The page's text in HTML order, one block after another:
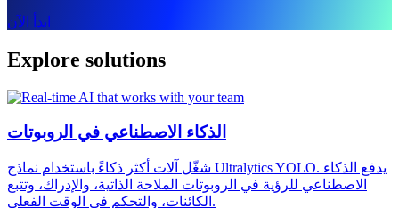
ابدأ الآن
Explore solutions
الذكاء الاصطناعي في الروبوتات
شغّل آلات أكثر ذكاءً باستخدام نماذج Ultralytics YOLO. يدفع الذكاء
الاصطناعي للرؤية في الروبوتات الملاحة الذاتية، والإدراك، وتتبع
الكائنات، والتحكم في الوقت الفعلي.